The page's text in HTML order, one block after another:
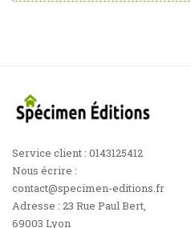
Service client : 0143125412
Nous écrire :
contact@specimen-editions.fr
Adresse : 23 Rue Paul Bert,
69003 Lyon